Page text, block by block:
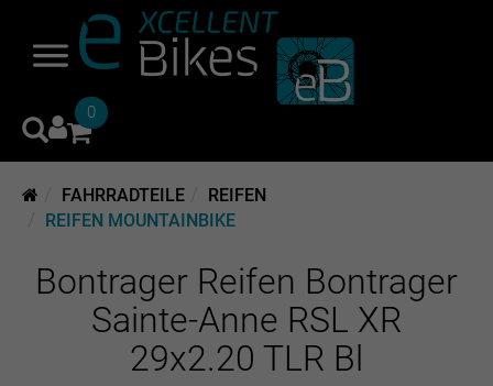
0
FAHRRADTEILE
REIFEN
REIFEN MOUNTAINBIKE
Bontrager Reifen Bontrager
Sainte-Anne RSL XR
29x2.20 TLR Bl